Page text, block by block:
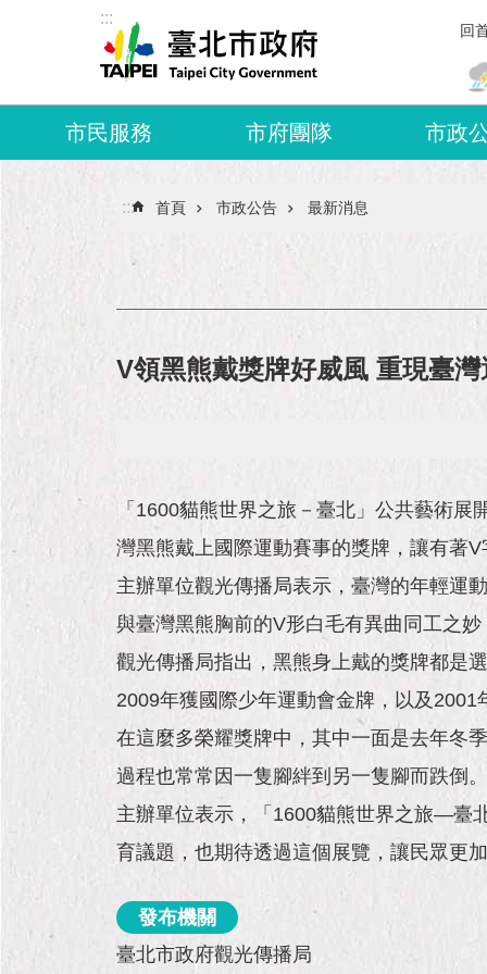
跳到主要內容區塊
:::
回
市民服務 市府團隊 市政
::: 首頁 市政公告 最新消息
V領黑熊戴獎牌好威風 重現臺
「1600貓熊世界之旅－臺北」公共藝術
灣黑熊戴上國際運動賽事的獎牌，讓有著
主辦單位觀光傳播局表示，臺灣的年輕運
與臺灣黑熊胸前的V形白毛有異曲同工之
觀光傳播局指出，黑熊身上戴的獎牌都是
2009年獲國際少年運動會金牌，以及
在這麼多榮耀獎牌中，其中一面是去年冬
過程也常常因一隻腳絆到另一隻腳而跌倒
主辦單位表示，「1600貓熊世界之旅—臺
育議題，也期待透過這個展覽，讓民眾更
發布機關
臺北市政府觀光傳播局